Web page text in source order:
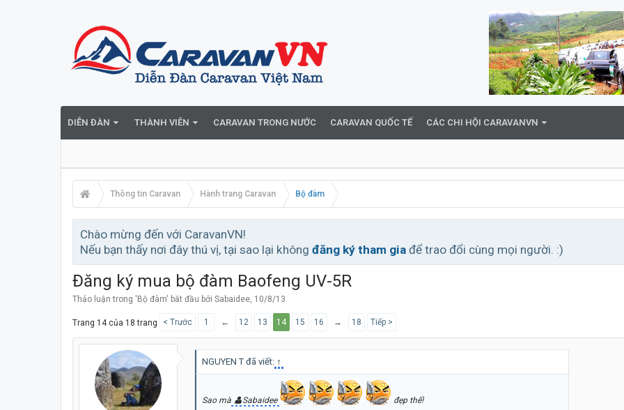
DIỄN ĐÀN THÀNH VIÊN CARAVAN TRONG NƯỚC CARAVAN QUỐC TẾ CÁC CHI HỘI CARAVANVN
Thông tin Caravan Hành trang Caravan Bộ đàm
Chào mừng đến với CaravanVN!
Nếu bạn thấy nơi đây thú vị, tại sao lại không đăng ký tham gia để trao đổi cùng mọi người. :)
Đăng ký mua bộ đàm Baofeng UV-5R
Thảo luận trong ' Bộ đàm' bắt đầu bởi Sabaidee, 10/8/13.
Trang 14 của 18 trang < Trước 1 ← 12 13 14 15 16 → 18 Tiếp >
NGUYEN T đã viết: ↑
Sao mà Sabaidee đẹp thế!